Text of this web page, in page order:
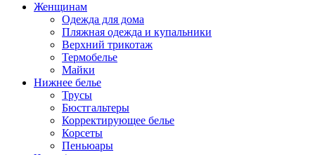
Женщинам
Одежда для дома
Пляжная одежда и купальники
Верхний трикотаж
Термобелье
Майки
Нижнее белье
Трусы
Бюстгальтеры
Корректирующее белье
Корсеты
Пеньюары